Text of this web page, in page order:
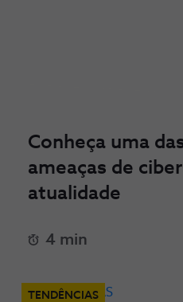
Conheça uma
ameaças de
atualidade
4 min
TENDÊNCIAS